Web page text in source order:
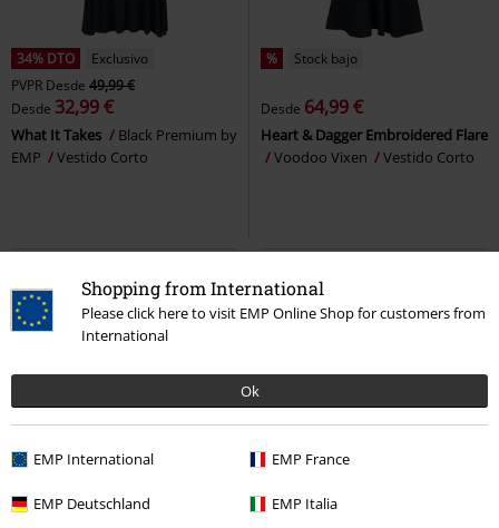
Shopping from International
Please click here to visit EMP Online Shop for customers from
International
Ok
EMP International EMP France
EMP Deutschland EMP Italia
34% DTO
Exclusivo
PVPR Desde 49,99 €
Desde 32,99 €
What It Takes
Black Premium by
EMP
Vestido Corto
% Stock bajo
Desde 64,99 €
Heart & Dagger Embroidered Flare
Voodoo Vixen
Vestido Corto
PVPR Desde59,99 €